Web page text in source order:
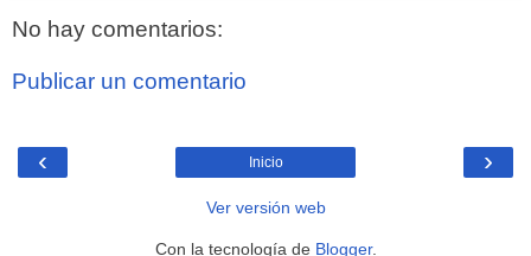
No hay comentarios:
Publicar un comentario
‹ ›
Inicio
Ver versión web
Con la tecnología de Blogger.